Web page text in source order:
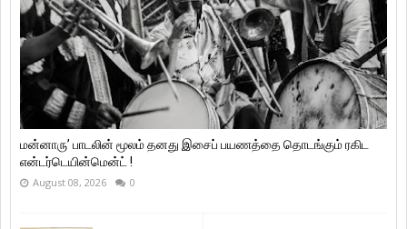
மன்னாரு’ பாடலின் மூலம் தனது இசைப் பயணத்தை தொடங்கும் ரகிட
என்டர்டெயின்மென்ட் !
August 08, 2026 0